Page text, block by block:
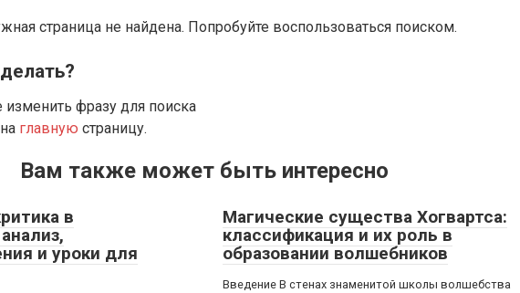
страница не найдена. Попробуйте воспользоваться поиском.
изменить фразу для поиска
главную страницу.
Вам также может быть интересно
в
и уроки для
Магические существа Хогвартса:
классификация и их роль в
образовании волшебников
Введение В стенах знаменитой школы волшебства